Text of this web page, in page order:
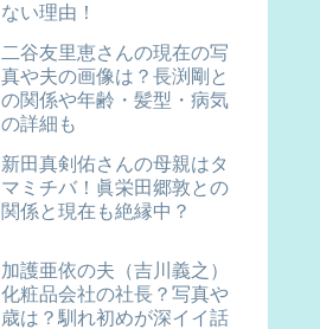
ない理由！
二谷友里恵さんの現在の写
真や夫の画像は？長渕剛と
の関係や年齢・髪型・病気
の詳細も
新田真剣佑さんの母親はタ
マミチバ！眞栄田郷敦との
関係と現在も絶縁中？
加護亜依の夫（吉川義之）
化粧品会社の社長？写真や
歳は？馴れ初めが深イイ話